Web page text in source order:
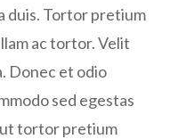
duis. Tortor pretium
ac tortor. Velit
Donec et odio
sed egestas
tortor pretium